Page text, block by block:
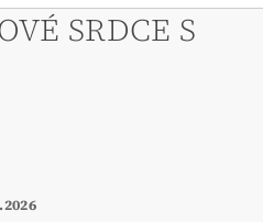
SRDCE S